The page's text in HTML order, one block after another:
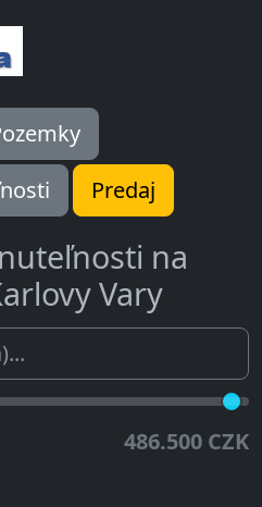
Predaj
na
Vary
486.500 CZK